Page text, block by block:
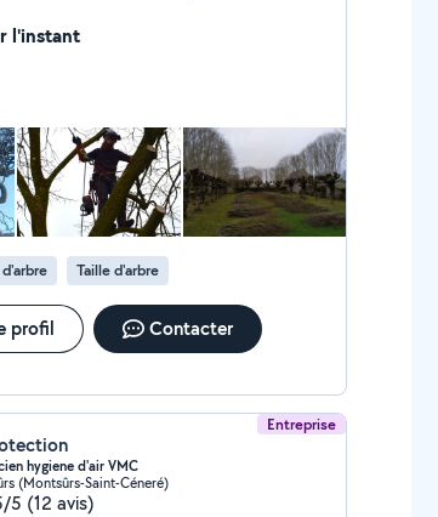
vos attentes spécifiques et les
l'instant
Taille d'arbre
profil Contacter
Entreprise
hygiene d'air VMC
(Montsûrs-Saint-Céneré)
5 (12 avis)